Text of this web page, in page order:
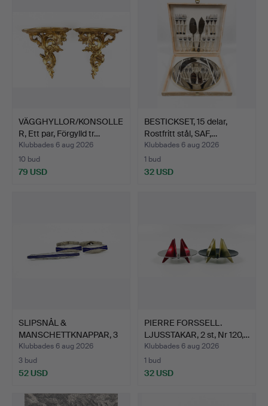
VÄGGHYLLOR/KONSOLLE
R, Ett par, Förgylld tr…
Klubbades 6 aug 2026
10 bud
79 USD
BESTICKSET, 15 delar,
Rostfritt stål, SAF,…
Klubbades 6 aug 2026
1 bud
32 USD
SLIPSNÅL &
MANSCHETTKNAPPAR, 3
delar, Ster…
Klubbades 6 aug 2026
3 bud
52 USD
PIERRE FORSSELL.
LJUSSTAKAR, 2 st, Nr 120,…
Klubbades 6 aug 2026
1 bud
32 USD